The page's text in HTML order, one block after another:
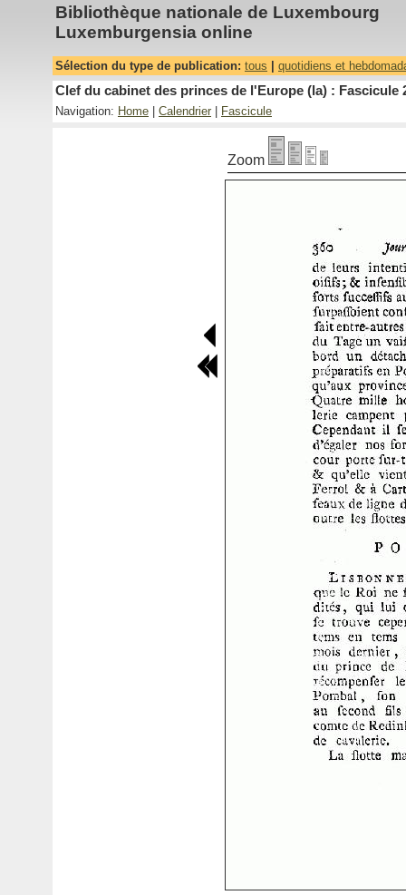
Bibliothèque nationale de Luxembourg
Luxemburgensia online
Sélection du type de publication: tous quotidiens et
Clef du cabinet des princes de l'Europe (la) : Fascicule
Navigation: Home Calendrier Fascicule
Zoom